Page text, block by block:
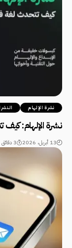
نشرة الإلهام
نشرة الإلهام:
13 أبريل، 2026 3 دقائق